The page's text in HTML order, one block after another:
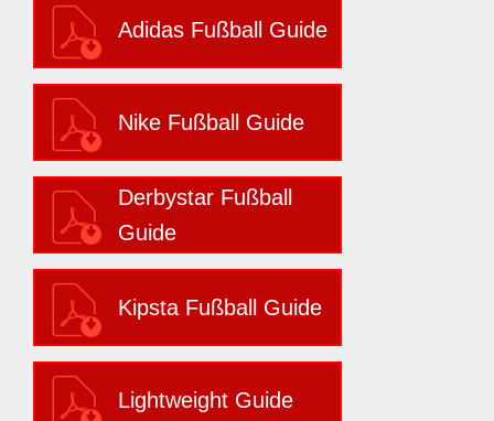
Adidas Fußball Guide
Nike Fußball Guide
Derbystar Fußball
Guide
Kipsta Fußball Guide
Lightweight Guide